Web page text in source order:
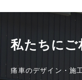
私たちにご
痛車のデザイン・施